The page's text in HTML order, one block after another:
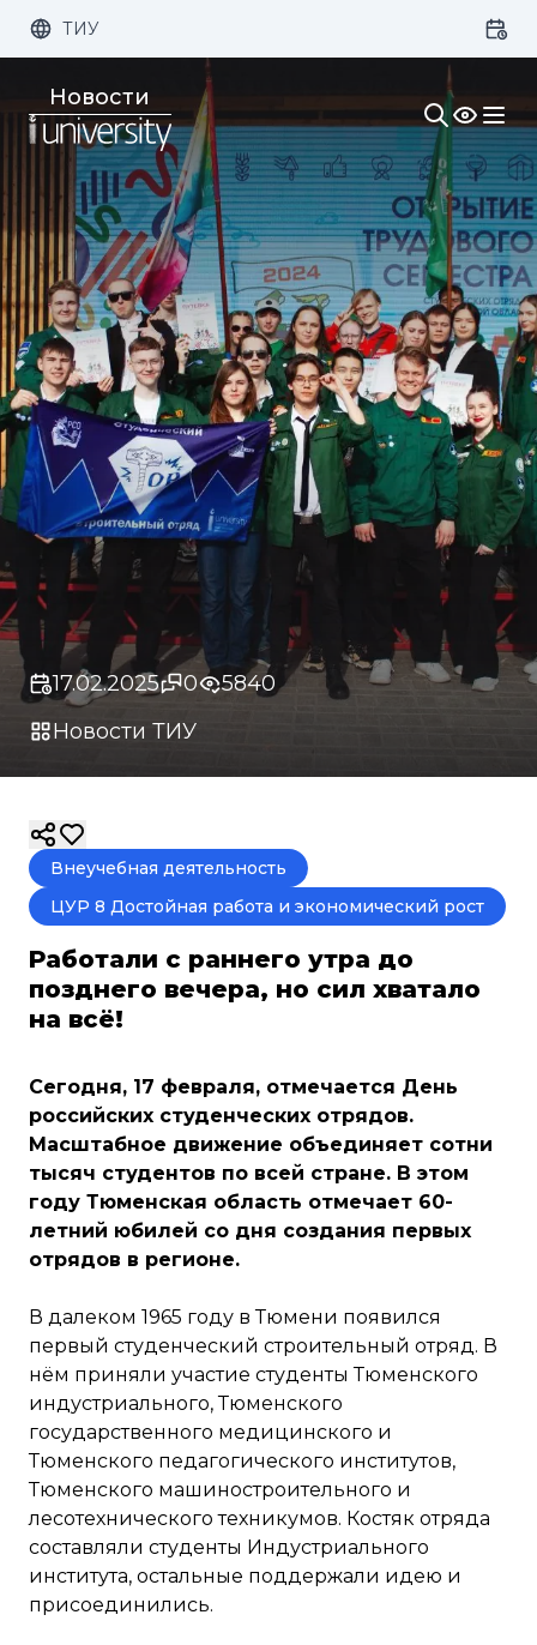
Размер шрифта: Цвет:
Изображения: Кернинг:
Озвучивание:
ТИУ
Новости
17.02.2025 0
5840
Новости ТИУ
Внеучебная деятельность
ЦУР 8 Достойная работа и экономический рост
Работали с раннего утра до
позднего вечера, но сил хватало
на всё!
Сегодня, 17 февраля, отмечается День
российских студенческих отрядов.
Масштабное движение объединяет сотни
тысяч студентов по всей стране. В этом
году Тюменская область отмечает 60-
летний юбилей со дня создания первых
отрядов в регионе.
В далеком 1965 году в Тюмени появился
первый студенческий строительный отряд. В
нём приняли участие студенты Тюменского
индустриального, Тюменского
государственного медицинского и
Тюменского педагогического институтов,
Тюменского машиностроительного и
лесотехнического техникумов. Костяк отряда
составляли студенты Индустриального
института, остальные поддержали идею и
присоединились.